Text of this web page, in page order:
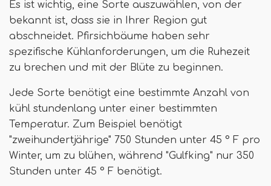
Es ist wichtig, eine Sorte auszuwählen, von der
bekannt ist, dass sie in Ihrer Region gut
abschneidet. Pfirsichbäume haben sehr
spezifische Kühlanforderungen, um die Ruhezeit
zu brechen und mit der Blüte zu beginnen.
Jede Sorte benötigt eine bestimmte Anzahl von
kühl stundenlang unter einer bestimmten
Temperatur. Zum Beispiel benötigt
"zweihundertjährige" 750 Stunden unter 45 ° F pro
Winter, um zu blühen, während "Gulfking" nur 350
Stunden unter 45 ° F benötigt.